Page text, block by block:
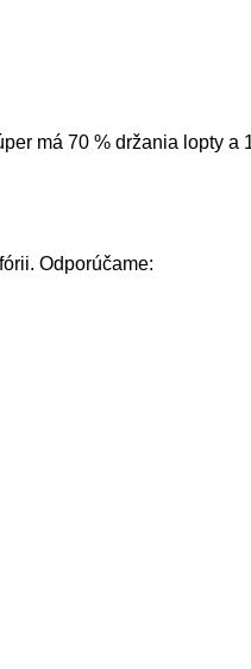
má 70 % držania lopty
Odporúčame: